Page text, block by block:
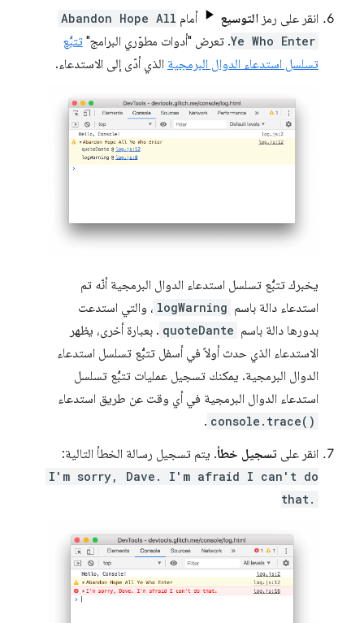
انقر على رمز التوسيع أمام Abandon Hope All
Ye Who Enter. تعرض "أدوات مطوّري البرامج" تتبُّع
تسلسل استدعاء الدوال البرمجية الذي أدّى إلى الاستدعاء.
يخبرك تتبُّع تسلسل استدعاء الدوال البرمجية أنّه تم
استدعاء دالة باسم logWarning ، والتي استدعت
بدورها دالة باسم quoteDante . بعبارة أخرى، يظهر
الاستدعاء الذي حدث أولاً في أسفل تتبُّع تسلسل استدعاء
الدوال البرمجية. يمكنك تسجيل عمليات تتبُّع تسلسل
استدعاء الدوال البرمجية في أي وقت عن طريق استدعاء
console.trace()
.
انقر على تسجيل خطأ. يتم تسجيل رسالة الخطأ التالية:
I'm sorry, Dave. I'm afraid I can't do
that.